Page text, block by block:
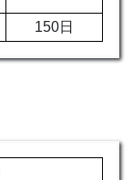
150日